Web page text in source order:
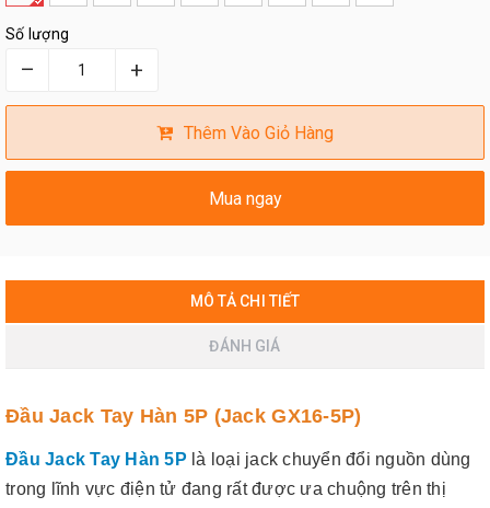
Số lượng
– +
Thêm Vào Giỏ Hàng
Mua ngay
MÔ TẢ CHI TIẾT
ĐÁNH GIÁ
Đầu Jack Tay Hàn 5P (Jack GX16-5P)
Đầu Jack Tay Hàn 5P là loại jack chuyển đổi nguồn dùng
trong lĩnh vực điện tử đang rất được ưa chuộng trên thị